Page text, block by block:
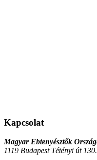
Kapcsolat
Magyar Ebtenyésztők
1119 Budapest Tétényi út 130.